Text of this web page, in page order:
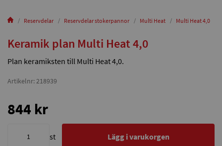
Reservdelar Reservdelar stokerpannor Multi Heat Multi Heat 4,0
Keramik plan Multi Heat 4,0
Plan keramiksten till Multi Heat 4,0.
Artikelnr: 218939
844 kr
st Lägg i varukorgen